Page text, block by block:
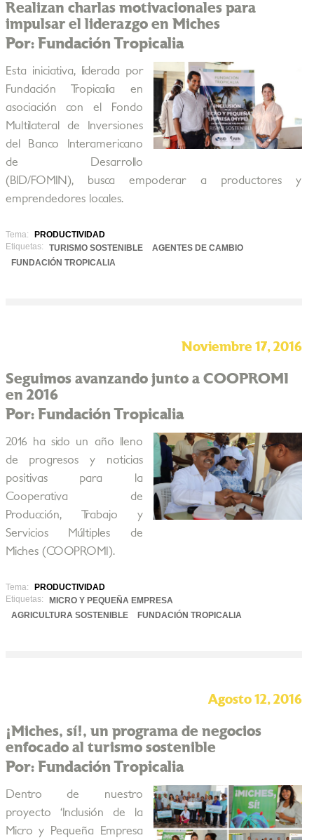
Realizan charlas motivacionales para
impulsar el liderazgo en Miches
Por: Fundación Tropicalia
Esta iniciativa, liderada por
Fundación Tropicalia en
asociación con el Fondo
Multilateral de Inversiones
del Banco Interamericano
de Desarrollo
(BID/FOMIN), busca empoderar a productores y
emprendedores locales.
Tema:
PRODUCTIVIDAD
Etiquetas:
TURISMO SOSTENIBLE
AGENTES DE CAMBIO
FUNDACIÓN TROPICALIA
Noviembre 17, 2016
Seguimos avanzando junto a COOPROMI
en 2016
Por: Fundación Tropicalia
2016 ha sido un año lleno
de progresos y noticias
positivas para la
Cooperativa de
Producción, Trabajo y
Servicios Múltiples de
Miches (COOPROMI).
Tema:
PRODUCTIVIDAD
Etiquetas:
MICRO Y PEQUEÑA EMPRESA
AGRICULTURA SOSTENIBLE
FUNDACIÓN TROPICALIA
Agosto 12, 2016
¡Miches, sí!, un programa de negocios
enfocado al turismo sostenible
Por: Fundación Tropicalia
Dentro de nuestro
proyecto ‘Inclusión de la
Micro y Pequeña Empresa